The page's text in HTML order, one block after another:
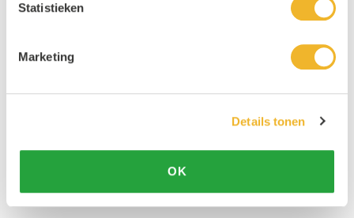
Statistieken
Marketing
Details tonen
OK